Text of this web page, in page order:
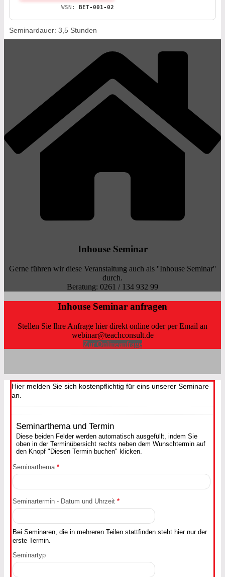
WSN: BET-001-02
Seminardauer: 3,5 Stunden
Inhouse Seminar
Gerne führen wir diese Veranstaltung auch als ''Inhouse Seminar''
durch.
Beratung: 0261 / 134 932 99
Inhouse Seminar anfragen
Stellen Sie Ihre Anfrage hier direkt online oder per Email an
webinar@teachconsult.de
Zur Onlineanfrage
Hier melden Sie sich kostenpflichtig für eins unserer Seminare
an.
Seminarthema und Termin
Diese beiden Felder werden automatisch ausgefüllt, indem Sie
oben in der Terminübersicht rechts neben dem Wunschtermin auf
den Knopf "Diesen Termin buchen" klicken.
Seminarthema *
Seminartermin - Datum und Uhrzeit *
Bei Seminaren, die in mehreren Teilen stattfinden steht hier nur der
erste Termin.
Seminartyp